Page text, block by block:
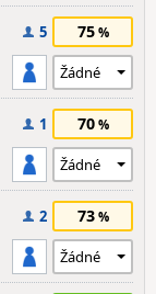
5 75
1 70
2 73